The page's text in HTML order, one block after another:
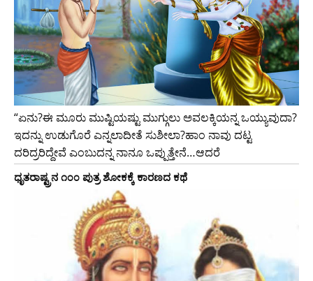
“ಏನು?ಈ ಮೂರು ಮುಷ್ಟಿಯಷ್ಟು ಮುಗ್ಗುಲು ಅವಲಕ್ಕಿಯನ್ನ ಒಯ್ಯುವುದಾ?
ಇದನ್ನು ಉಡುಗೊರೆ ಎನ್ನಲಾದೀತೆ ಸುಶೀಲಾ?ಹಾಂ ನಾವು ದಟ್ಟ
ದರಿದ್ರರಿದ್ದೇವೆ ಎಂಬುದನ್ನ ನಾನೂ ಒಪ್ಪುತ್ತೇನೆ…ಆದರೆ
ಧೃತರಾಷ್ಟ್ರನ ೧೦೦ ಪುತ್ರ ಶೋಕಕ್ಕೆ ಕಾರಣದ ಕಥೆ